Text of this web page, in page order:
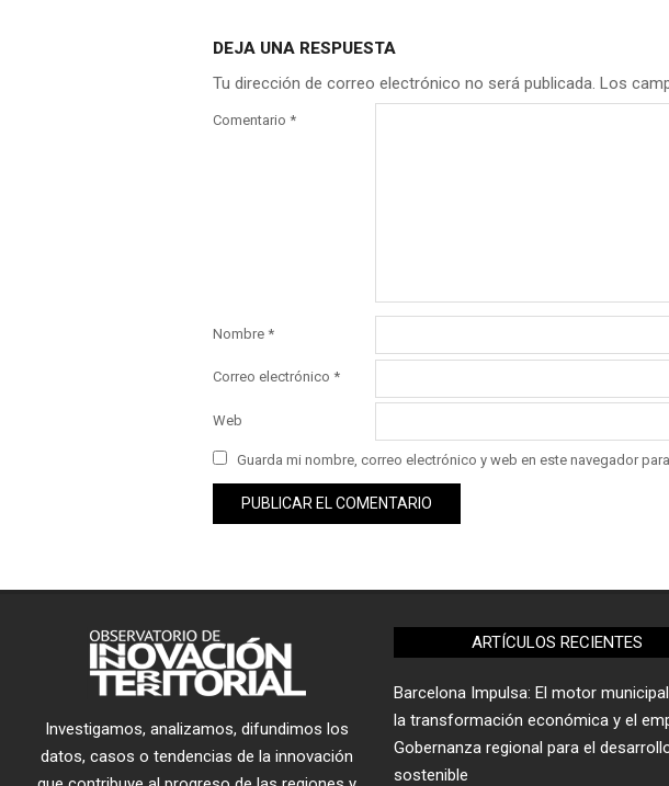
DEJA UNA RESPUESTA
Tu dirección de correo electrónico no será publicada. Los
Comentario *
Nombre *
Correo electrónico *
Web
Guarda mi nombre, correo electrónico y web en este navegador
Investigamos, analizamos, difundimos los
datos, casos o tendencias de la innovación
ARTÍCULOS RECIENTES
Barcelona Impulsa: El motor
la transformación económica y el
Gobernanza regional para el
sostenible